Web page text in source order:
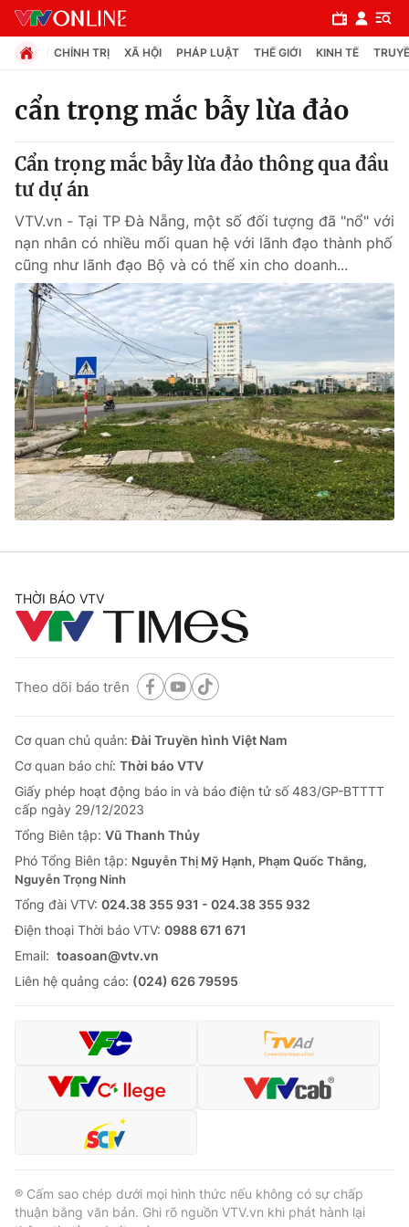
Chuyên mục
Chính trị
Xã hội
Pháp luật
Y tế
Thế giới
Tin tức
Thế giới đó đây
Câu chuyện quốc tế
Kinh tế
Tài chính
Thị trường
Góc doanh nghiệp
Dữ liệu và đời sống
Truyền hình
Phim VTV
Hậu trường
Giải sao mai
Giải trí
Điện ảnh
Âm nhạc
Du lịch
Làm đẹp
Chất lượng cuộc sống
Tuyển sinh
Học trực tuyến
Công nghệ
Hitech Công nghệ tương lai
Sản phẩm
Thị trường
Tư vấn
Giao lưu trực tuyến
Lịch phát sóng
Chuyên mục khác
Emagazine Podcast
Video Shorts video
VTV Money
VTV Sức khoẻ Bất động sản
CHÍNH TRỊ XÃ HỘI PHÁP LUẬT THẾ GIỚI KINH TẾ
cẩn trọng mắc bẫy lừa đảo
Cẩn trọng mắc bẫy lừa đảo thông qua đầu
tư dự án
VTV.vn - Tại TP Đà Nẵng, một số đối tượng đã "nổ" với
nạn nhân có nhiều mối quan hệ với lãnh đạo thành phố
cũng như lãnh đạo Bộ và có thể xin cho doanh...
THỜI BÁO VTV
Theo dõi báo trên
Cơ quan chủ quản:Đài Truyền hình Việt Nam
Cơ quan báo chí: Thời báo VTV
Giấy phép hoạt động báo in và báo điện tử số 483/GP-BTTTT
cấp ngày 29/12/2023
Tổng Biên tập: Vũ Thanh Thủy
Phó Tổng Biên tập: Nguyễn Thị Mỹ Hạnh, Phạm Quốc Thắng,
Nguyễn Trọng Ninh
Tổng đài VTV: 024.38 355 931 - 024.38 355 932
Ðiện thoại Thời báo VTV: 0988 671 671
Email: toasoan@vtv.vn
Liên hệ quảng cáo: (024) 626 79595
® Cấm sao chép dưới mọi hình thức nếu không có sự chấp
thuận bằng văn bản. Ghi rõ nguồn VTV.vn khi phát hành lại